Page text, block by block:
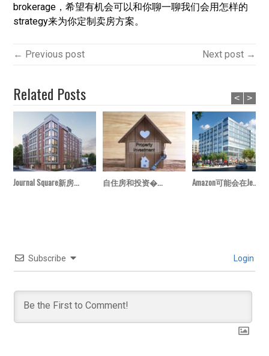
brokerage，希望有机会可以和你聊一聊我们会用怎样的
strategy来为你定制卖房方案。
← Previous post Next post →
Related Posts
Journal Square新房... 自住房和投资�... Amazon可能会在Je...
< >
Subscribe Login